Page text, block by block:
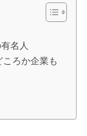
名人
ろか企業も